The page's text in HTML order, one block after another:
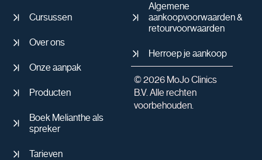
Cursussen
Over ons
Onze aanpak
Producten
Boek Melianthe als
spreker
Tarieven
Algemene
aankoopvoorwaarden &
retourvoorwaarden
Herroep je aankoop
© 2026 MoJo Clinics
B.V. Alle rechten
voorbehouden.